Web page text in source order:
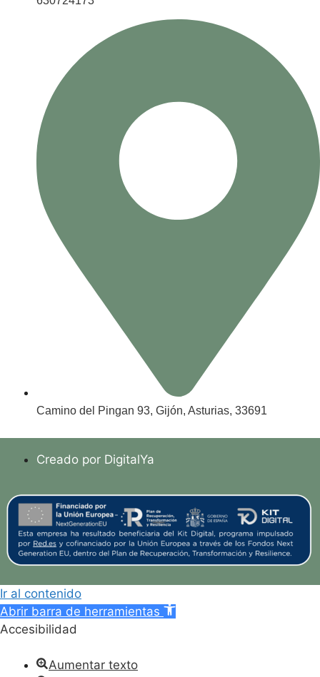
Camino del Pingan 93, Gijón, Asturias, 33691
Creado por DigitalYa
Ir al contenido
Abrir barra de herramientas
Accesibilidad
Aumentar texto